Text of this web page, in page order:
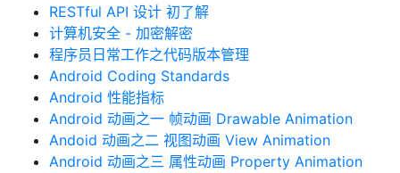
RESTful API 设计 初了解
计算机安全 - 加密解密
程序员日常工作之代码版本管理
Android Coding Standards
Android 性能指标
Android 动画之一 帧动画 Drawable Animation
Andoid 动画之二 视图动画 View Animation
Android 动画之三 属性动画 Property Animation